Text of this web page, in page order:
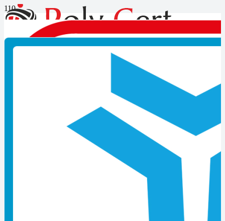
Otomasyon sistemleri
montajcısı mesleki yeterlilik
belgesi nasıl alınır?
Otomasyon sistemleri montajcısı mesleki yeterlilik belgesi nasıl
alınır diye düşünüyorsanız bilgi almak için bizlere
0549 495 01 43
iletişim numarasından ulaşabilirsiniz.
Mesleki yeterlilik belgesi, kişinin mesleğinde yeterli olduğunu
gösterir. Bu belge düzenlenen bir sınav ile ilgili kişilere verilir. 2015
yılı sonrası tehlikeli ve çok tehlikeli bazı meslekleri icra edebilmek
için zorunlu hale gelen bir tür sertifika denebilir. Bu belgeye sahip
olabilmek için o alanda bilgili olmak ve bilgiyi yapılacak olan teorik